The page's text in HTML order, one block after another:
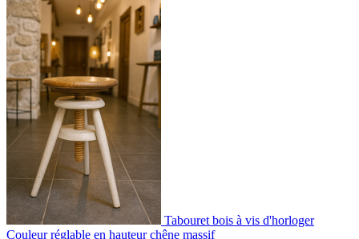
Tabouret bois à vis d'horloger
Couleur réglable en hauteur chêne massif